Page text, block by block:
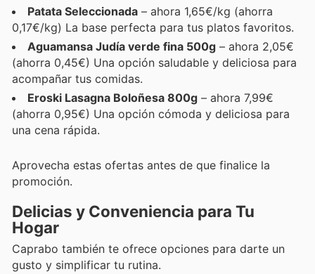
Patata Seleccionada – ahora 1,65€/kg (ahorra
0,17€/kg) La base perfecta para tus platos favoritos.
Aguamansa Judía verde fina 500g – ahora 2,05€
(ahorra 0,45€) Una opción saludable y deliciosa para
acompañar tus comidas.
Eroski Lasagna Boloñesa 800g – ahora 7,99€
(ahorra 0,95€) Una opción cómoda y deliciosa para
una cena rápida.
Aprovecha estas ofertas antes de que finalice la
promoción.
Delicias y Conveniencia para Tu
Hogar
Caprabo también te ofrece opciones para darte un
gusto y simplificar tu rutina.